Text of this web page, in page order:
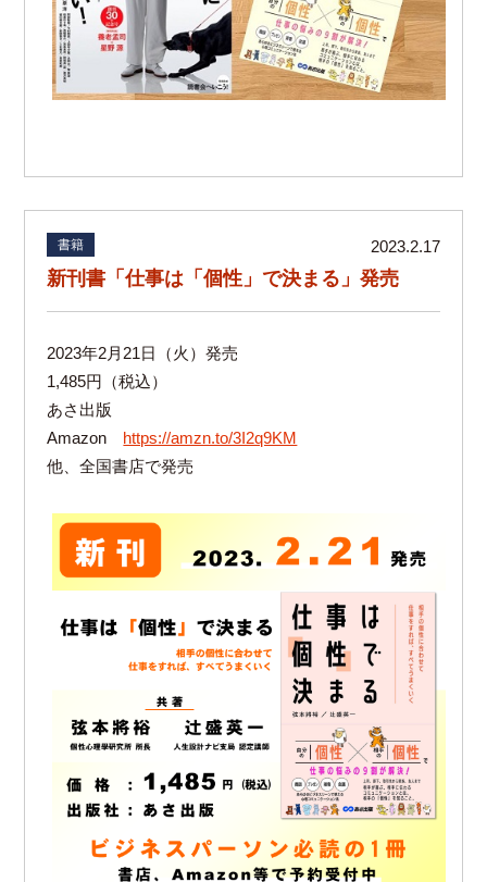
書籍 2023.2.17
新刊書「仕事は「個性」で決まる」発売
2023年2月21日（火）発売
1,485円（税込）
あさ出版
Amazon https://amzn.to/3I2q9KM
他、全国書店で発売